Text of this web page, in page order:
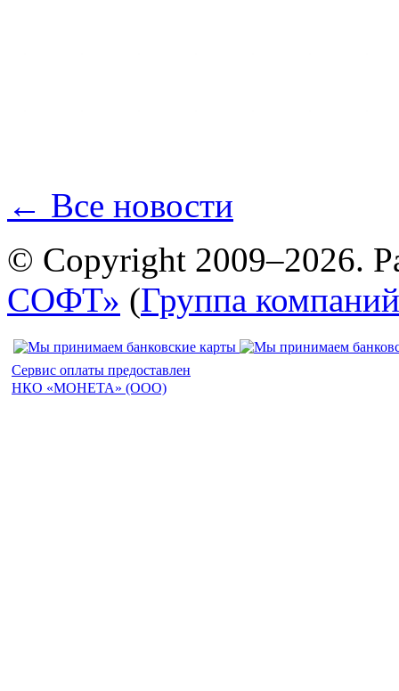
← Все новости
© Copyright 2009–2026.
СОФТ» (Группа
Сервис оплаты предоставлен
НКО «МОНЕТА» (ООО)